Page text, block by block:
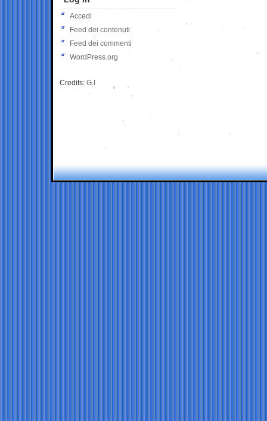
Accedi
Feed dei contenuti
Feed dei commenti
WordPress.org
Credits: G.I